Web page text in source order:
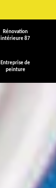
Rénovation
intérieure 87
Entreprise de
peinture